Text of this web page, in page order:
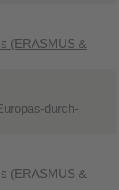
(ERASMUS &
durch-
(ERASMUS &